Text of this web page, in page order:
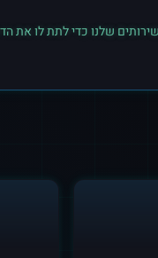
שלנו כדי לתת לו את